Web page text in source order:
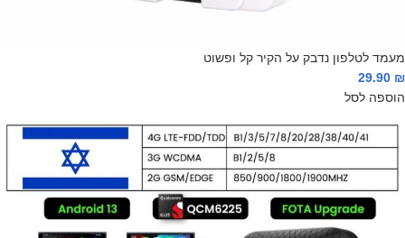
מעמד לטלפון נדבק על הקיר קל ופשוט
₪
הוספה לסל